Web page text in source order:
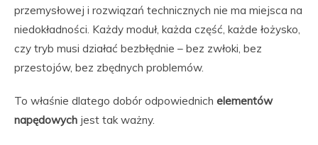
przemysłowej i rozwiązań technicznych nie ma miejsca na
niedokładności. Każdy moduł, każda część, każde łożysko,
czy tryb musi działać bezbłędnie – bez zwłoki, bez
przestojów, bez zbędnych problemów.
To właśnie dlatego dobór odpowiednich elementów
napędowych jest tak ważny.